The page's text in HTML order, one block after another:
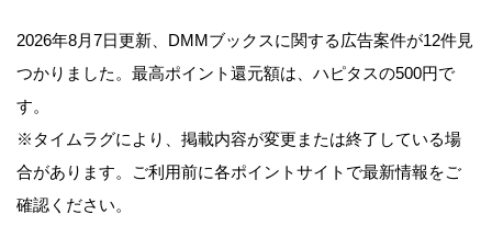
2026年8月7日更新、DMMブックスに関する広告案件が12件見
つかりました。最高ポイント還元額は、ハピタスの500円で
す。
※タイムラグにより、掲載内容が変更または終了している場
合があります。ご利用前に各ポイントサイトで最新情報をご
確認ください。